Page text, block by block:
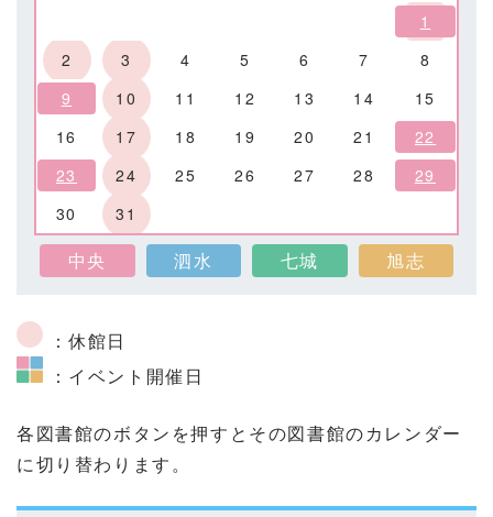
1
2
3 4 5 6 7
8
9
10 11 12 13 14
15
16
17 18 19 20 21
22
23
24 25 26 27 28
29
30
31
中央 泗水 七城 旭志
：休館日
：イベント開催日
各図書館のボタンを押すとその図書館のカレンダー
に切り替わります。